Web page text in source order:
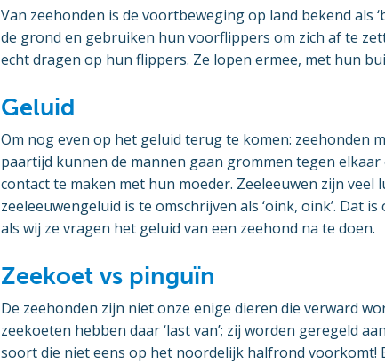
Van zeehonden is de voortbeweging op land bekend als
de grond en gebruiken hun voorflippers om zich af te
echt dragen op hun flippers. Ze lopen ermee, met hun
Geluid
Om nog even op het geluid terug te komen: zeehonden
paartijd kunnen de mannen gaan grommen tegen
contact te maken met hun moeder. Zeeleeuwen zijn veel
zeeleeuwengeluid is te omschrijven als ‘oink, oink’. Dat
als wij ze vragen het geluid van een zeehond na te doen.
Zeekoet vs pinguïn
De zeehonden zijn niet onze enige dieren die verward
zeekoeten hebben daar ‘last van’; zij worden geregeld
soort die niet eens op het noordelijk halfrond voorkomt!